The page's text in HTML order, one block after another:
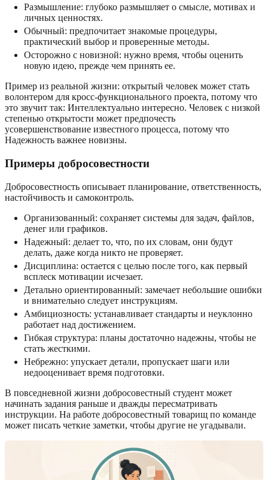
Размышление: глубоко размышляет о смысле, мотивах и
личных ценностях.
Обычный: предпочитает знакомые процедуры,
практический выбор и проверенные методы.
Осторожно с новизной: нужно время, чтобы оценить
новую идею, прежде чем принять ее.
Пример из реальной жизни: открытый человек может стать
волонтером для кросс-функционального проекта, потому что
это звучит так: Интеллектуально интересно. Человек с низкой
степенью открытости может предпочесть
усовершенствование известного процесса, потому что
Надежность важнее новизны.
Примеры добросовестности
Добросовестность описывает планирование, ответственность,
настойчивость и самоконтроль.
Организованный: сохраняет системы для задач, файлов,
денег или графиков.
Надежный: делает то, что, по их словам, они будут
делать, даже когда никто не проверяет.
Дисциплина: остается с целью после того, как первый
всплеск мотивации исчезает.
Детально ориентированный: замечает небольшие ошибки
и внимательно следует инструкциям.
Амбициозность: устанавливает стандарты и неуклонно
работает над достижением.
Гибкая структура: планы достаточно надежны, чтобы не
стать жесткими.
Небрежно: упускает детали, пропускает шаги или
недооценивает время подготовки.
В повседневной жизни добросовестный студент может
начинать задания раньше и дважды пересматривать
инструкции. На работе добросовестный товарищ по команде
может писать четкие заметки, чтобы другие не угадывали.